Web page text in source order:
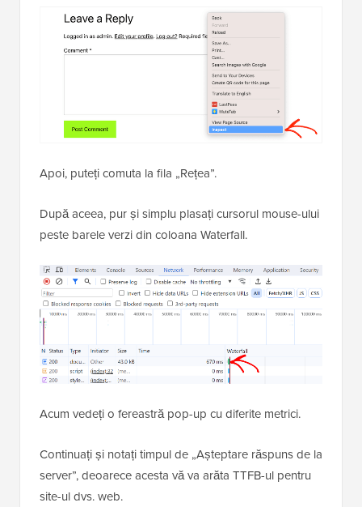
Apoi, puteți comuta la fila „Rețea”.
După aceea, pur și simplu plasați cursorul mouse-ului
peste barele verzi din coloana Waterfall.
Acum vedeți o fereastră pop-up cu diferite metrici.
Continuați și notați timpul de „Așteptare răspuns de la
server”, deoarece acesta vă va arăta TTFB-ul pentru
site-ul dvs. web.